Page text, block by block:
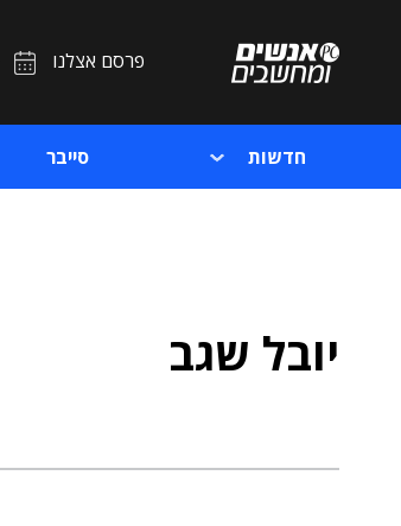
פרסם אצלנו
חדשות סייבר
יובל שגב